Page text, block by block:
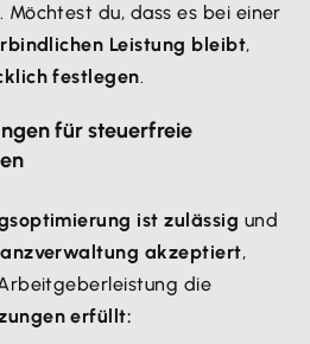
. Möchtest du, dass es bei einer
Leistung bleibt,
festlegen.
für steuerfreie
ist zulässig und
akzeptiert,
die
erfüllt: